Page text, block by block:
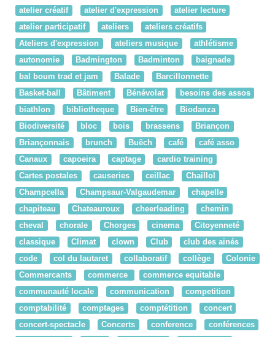
atelier créatif
atelier d'expression
atelier lecture
atelier participatif
ateliers
ateliers créatifs
Ateliers d'expression
ateliers musique
athlétisme
autonomie
Badmington Badminton
baignade
bal boum trad et jam
Balade
Barcillonnette
Basket-ball
Bâtiment Bénévolat
besoins des assos
biathlon
bibliotheque Bien-être
Biodanza
Biodiversité
bloc bois brassens
Briançon
Briançonnais
brunch Buëch café
café asso
Canaux
capoeira captage
cardio training
Cartes postales
causeries ceillac
Chaillol
Champcella
Champsaur-Valgaudemar
chapelle
chapiteau
Chateauroux cheerleading
chemin
cheval
chorale Chorges cinema
Citoyenneté
classique
Climat clown Club
club des ainés
code
col du lautaret collaboratif collège
Colonie
Commercants
commerce
commerce equitable
communauté locale
communication
competition
comptabilité
comptages comptétition
concert
concert-spectacle
Concerts conference
conférences